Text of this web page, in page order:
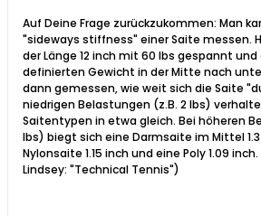
Auf Deine Frage zurückzukommen: Man
"sideways stiffness" einer Saite messen.
der Länge 12 inch mit 60 lbs gespannt
definierten Gewicht in der Mitte nach
dann gemessen, wie weit sich die Saite
niedrigen Belastungen (z.B. 2 lbs)
Saitentypen in etwa gleich. Bei höheren
lbs) biegt sich eine Darmsaite im Mittel
Nylonsaite 1.15 inch und eine Poly 1.09
Lindsey: "Technical Tennis")